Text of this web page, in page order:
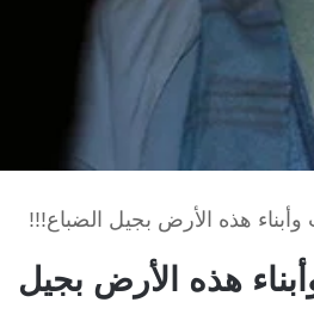
هذه الأرض بجيل الضباع!!!
هذه الأرض بجيل